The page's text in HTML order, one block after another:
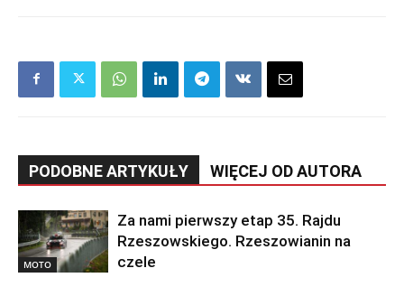
PODOBNE ARTYKUŁY WIĘCEJ OD AUTORA
MOTO
Za nami pierwszy etap 35. Rajdu
Rzeszowskiego. Rzeszowianin na
czele